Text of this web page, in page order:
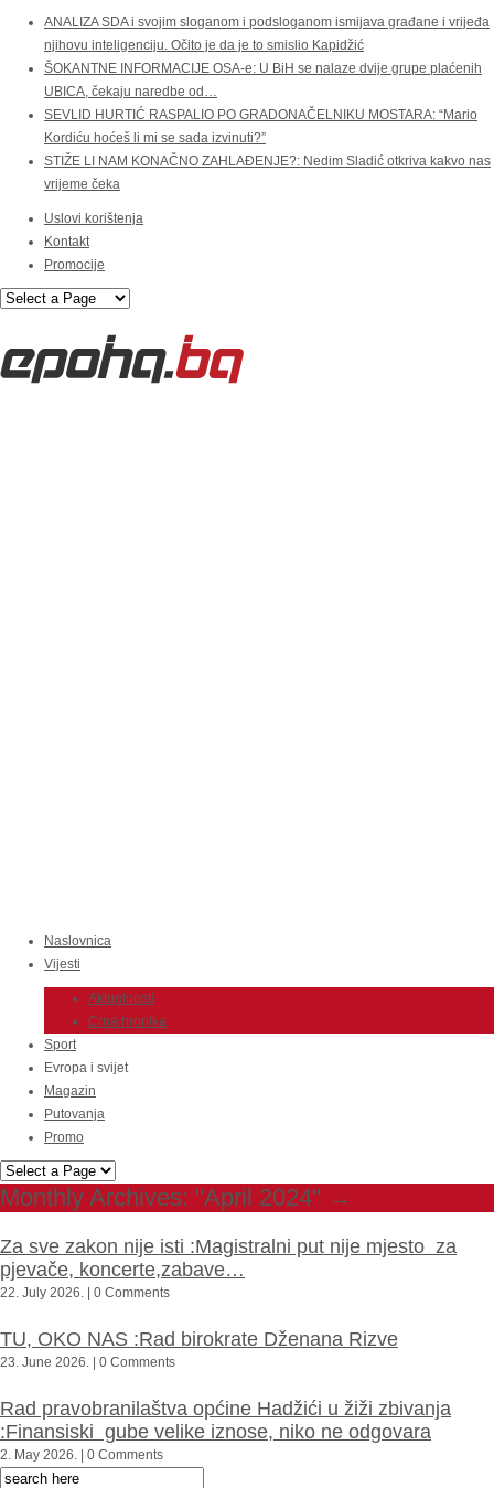
ANALIZA SDA i svojim sloganom i podsloganom ismijava građane i vrijeđa
njihovu inteligenciju. Očito je da je to smislio Kapidžić
ŠOKANTNE INFORMACIJE OSA-e: U BiH se nalaze dvije grupe plaćenih
UBICA, čekaju naredbe od…
SEVLID HURTIĆ RASPALIO PO GRADONAČELNIKU MOSTARA: “Mario
Kordiću hoćeš li mi se sada izvinuti?”
STIŽE LI NAM KONAČNO ZAHLAĐENJE?: Nedim Sladić otkriva kakvo nas
vrijeme čeka
Uslovi korištenja
Kontakt
Promocije
Naslovnica
Vijesti
Aktuelnosti
Crna hronika
Sport
Evropa i svijet
Magazin
Putovanja
Promo
Monthly Archives: "April 2024" →
Za sve zakon nije isti :Magistralni put nije mjesto za
pjevače, koncerte,zabave…
22. July 2026. | 0 Comments
TU, OKO NAS :Rad birokrate Dženana Rizve
23. June 2026. | 0 Comments
Rad pravobranilaštva općine Hadžići u žiži zbivanja
:Finansiski gube velike iznose, niko ne odgovara
2. May 2026. | 0 Comments